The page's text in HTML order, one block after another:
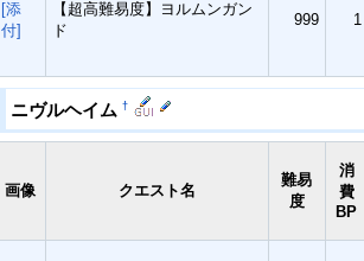
[添
付]
【超高難易度】ヨルムンガン
ド
999 1
ニヴルヘイム†
画像 クエスト名
難易
度
消
費
BP